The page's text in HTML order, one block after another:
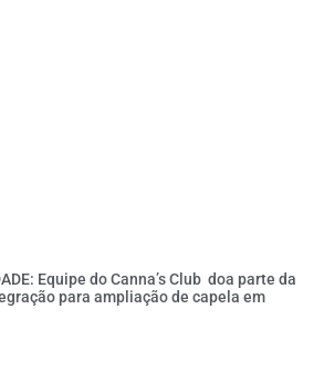
Equipe do Canna’s Club doa parte da
para ampliação de capela em